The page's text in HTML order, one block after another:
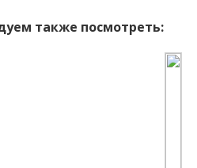
также посмотреть: